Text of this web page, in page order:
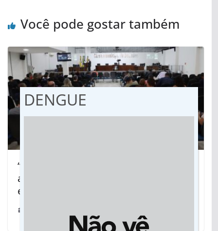
Você pode gostar também
“Compliance Eleitoral”: Evento
abordou temas relevantes e
esclareceu dúvidas
DENGUE